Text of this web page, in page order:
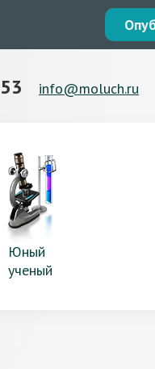
info@moluch.ru
Юный
ученый